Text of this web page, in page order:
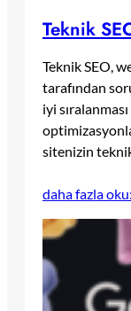
Teknik
Teknik SEO,
tarafından
iyi
sitenizin
daha fazla oku: